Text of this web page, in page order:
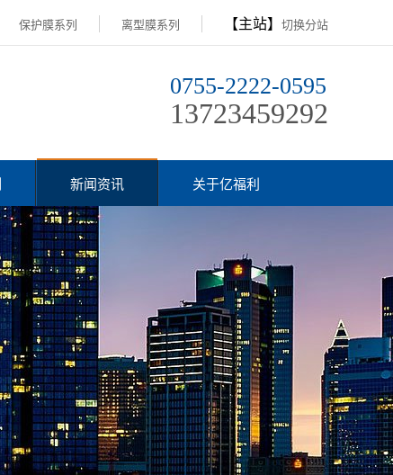
保护膜系列 离型膜系列 【主站】 切换分站
0755-2222-0595
13723459292
新闻资讯 关于亿福利